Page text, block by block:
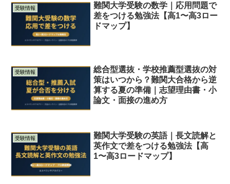
受験情報
難関大学受験の数学｜応用問題で
差をつける勉強法【高1〜高3ロー
ドマップ】
受験情報
総合型選抜・学校推薦型選抜の対
策はいつから？難関大合格から逆
算する夏の準備｜志望理由書・小
論文・面接の進め方
受験情報
難関大学受験の英語｜長文読解と
英作文で差をつける勉強法【高
1〜高3ロードマップ】